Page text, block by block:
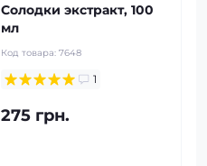
Солодки экстракт, 100
мл
Код товара: 7648
1
275 грн.